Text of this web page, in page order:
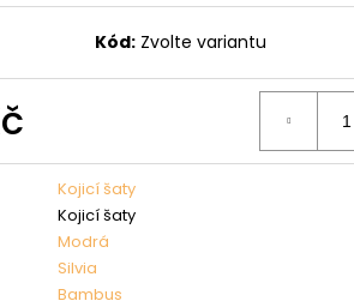
Kód: Zvolte variantu
Kojicí šaty
Kojicí šaty
Modrá
Silvia
Bambus